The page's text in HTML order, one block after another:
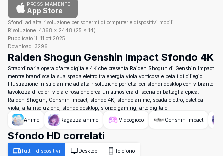
PROSSIMAMENTE
App Store
Sfondi ad alta risoluzione per schermi di computer e dispositivi mobili
Risoluzione: 4368 × 2448 (25 × 14)
Pubblicato il: 11 ott 2025
Download: 3296
Raiden Shogun Genshin Impact Sfondo 4K
Straordinaria opera d'arte digitale 4K che presenta Raiden Shogun di Genshin Impact
mentre brandisce la sua spada elettro tra energia viola vorticosa e petali di ciliegio.
Illustrazione in stile anime ad alta risoluzione perfetta per sfondi desktop con vibrante
tavolozza di colori viola e rosa che crea un'atmosfera di scena di battaglia epica.
Raiden Shogun, Genshin Impact, sfondo 4K, sfondo anime, spada elettro, estetica
viola, alta risoluzione, sfondo desktop, sfondo gaming, arte digitale
Anime
Ragazza anime Videogioco Genshin Impact
Sfondo HD correlati
Tutti i dispositivi Desktop Telefono